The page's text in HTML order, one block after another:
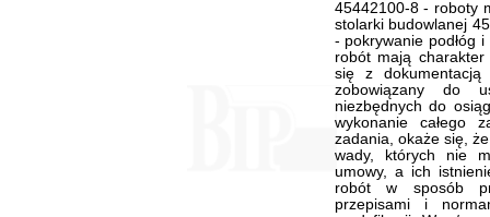
45442100-8 - roboty
stolarki budowlanej
- pokrywanie podłóg
robót mają charakter
się z dokumentacją
zobowiązany do
niezbędnych do
wykonanie całego
zadania, okaże się,
wady, których nie
umowy, a ich
robót w sposób
przepisami i